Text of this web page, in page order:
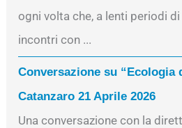
ogni volta che, a lenti periodi
incontri con ...
Conversazione su “Ecologia
Catanzaro 21 Aprile 2026
Una conversazione con la